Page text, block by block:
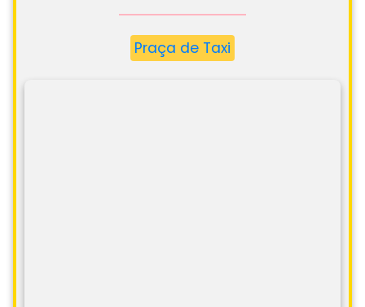
Praça de Taxi